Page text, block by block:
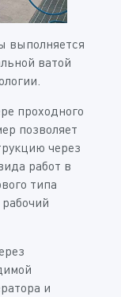
выполняется
ватой
проходного
позволяет
через
работ в
типа
и